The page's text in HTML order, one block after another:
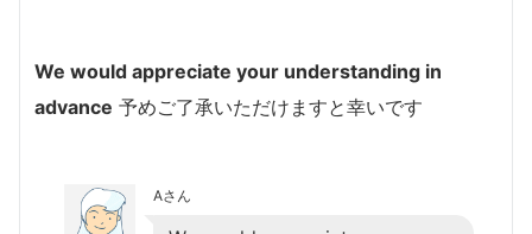
We would appreciate your understanding in
advance 予めご了承いただけますと幸いです
Aさん